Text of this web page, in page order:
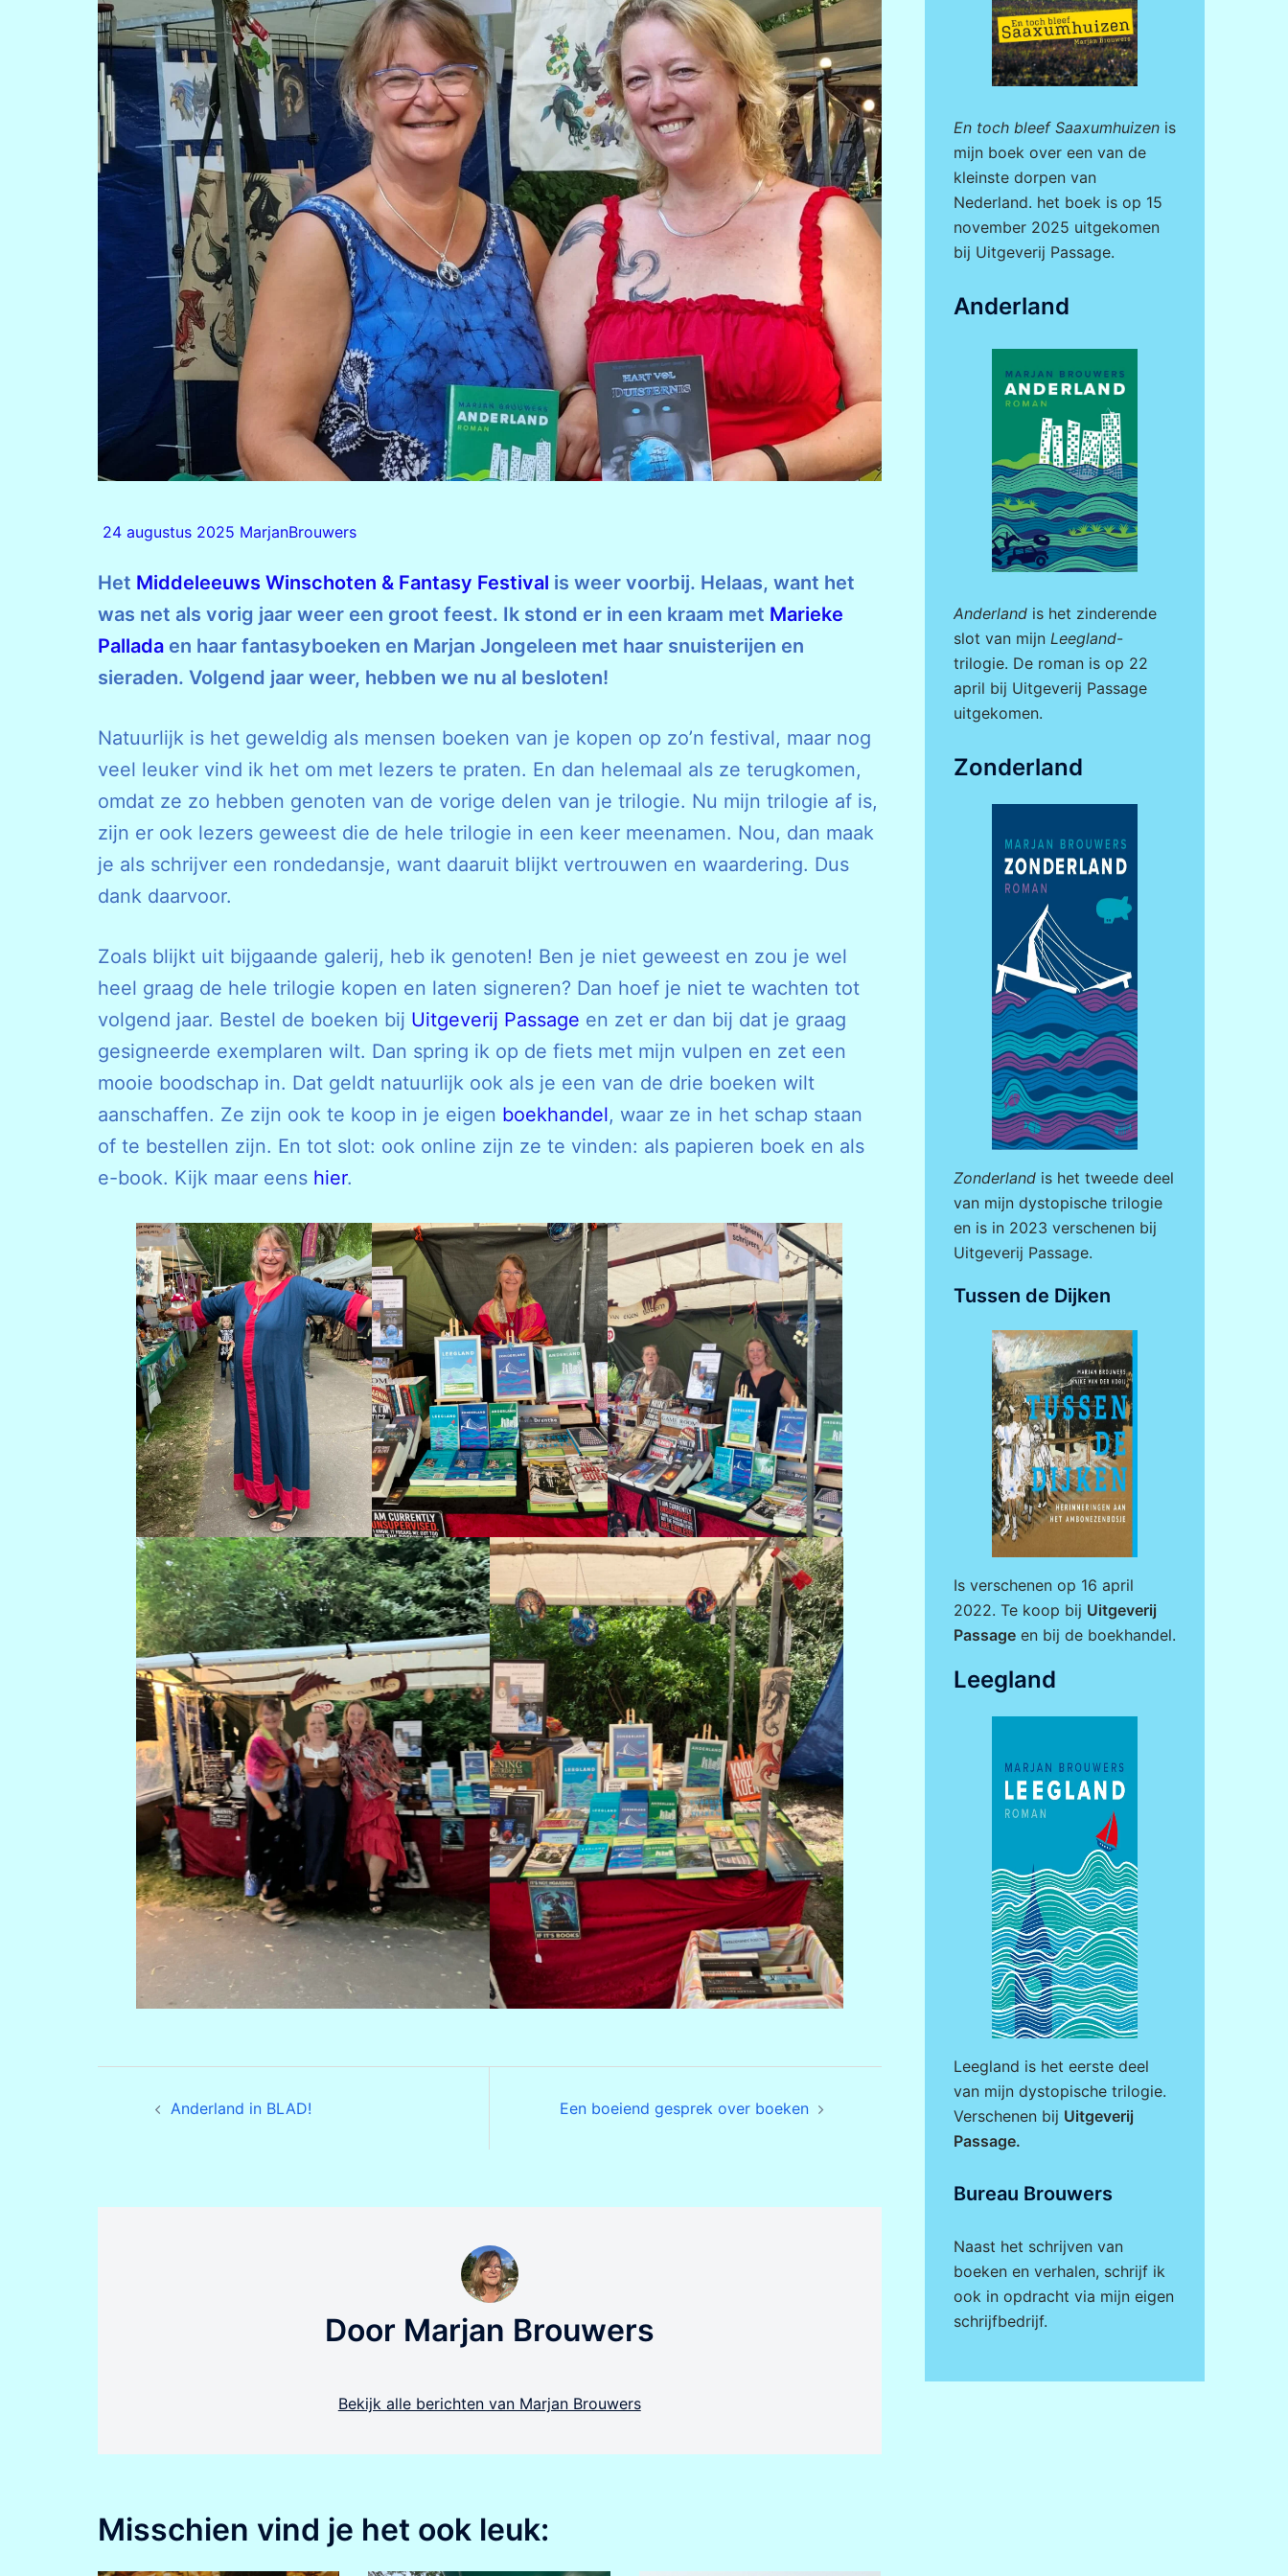
24 augustus 2025 MarjanBrouwers
Het Middeleeuws Winschoten & Fantasy Festival is weer voorbij. Helaas, want het
was net als vorig jaar weer een groot feest. Ik stond er in een kraam met Marieke
Pallada en haar fantasyboeken en Marjan Jongeleen met haar snuisterijen en
sieraden. Volgend jaar weer, hebben we nu al besloten!
Natuurlijk is het geweldig als mensen boeken van je kopen op zo’n festival, maar nog
veel leuker vind ik het om met lezers te praten. En dan helemaal als ze terugkomen,
omdat ze zo hebben genoten van de vorige delen van je trilogie. Nu mijn trilogie af is,
zijn er ook lezers geweest die de hele trilogie in een keer meenamen. Nou, dan maak
je als schrijver een rondedansje, want daaruit blijkt vertrouwen en waardering. Dus
dank daarvoor.
Zoals blijkt uit bijgaande galerij, heb ik genoten! Ben je niet geweest en zou je wel
heel graag de hele trilogie kopen en laten signeren? Dan hoef je niet te wachten tot
volgend jaar. Bestel de boeken bij Uitgeverij Passage en zet er dan bij dat je graag
gesigneerde exemplaren wilt. Dan spring ik op de fiets met mijn vulpen en zet een
mooie boodschap in. Dat geldt natuurlijk ook als je een van de drie boeken wilt
aanschaffen. Ze zijn ook te koop in je eigen boekhandel, waar ze in het schap staan
of te bestellen zijn. En tot slot: ook online zijn ze te vinden: als papieren boek en als
e-book. Kijk maar eens hier.
Anderland in BLAD! Een boeiend gesprek over boeken
Door Marjan Brouwers
Bekijk alle berichten van Marjan Brouwers
Misschien vind je het ook leuk:
En toch bleef Saaxumhuizenis
mijn boek over een van de
kleinste dorpen van
Nederland. het boek is op 15
november 2025 uitgekomen
bij Uitgeverij Passage.
Anderland
Anderlandis het zinderende
slot van mijn Leegland-
trilogie. De roman is op 22
april bij Uitgeverij Passage
uitgekomen.
Zonderland
Zonderlandis het tweede deel
van mijn dystopische trilogie
en is in 2023 verschenen bij
Uitgeverij Passage.
Tussen de Dijken
Is verschenen op 16 april
2022. Te koop bij Uitgeverij
Passageen bij de boekhandel.
Leegland
Leegland is het eerste deel
van mijn dystopische trilogie.
Verschenen bij Uitgeverij
Passage.
Bureau Brouwers
Naast het schrijven van
boeken en verhalen, schrijf ik
ook in opdracht via mijn eigen
schrijfbedrijf.